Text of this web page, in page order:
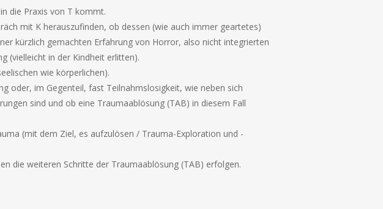
die Praxis von T kommt.
mit K herauszufinden, ob dessen (wie auch immer geartetes)
kürzlich gemachten Erfahrung von Horror, also nicht integrierten
(vielleicht in der Kindheit erlitten).
wie körperlichen).
oder, im Gegenteil, fast Teilnahmslosigkeit, wie neben sich
sind und ob eine Traumaablösung (TAB) in diesem Fall
(mit dem Ziel, es aufzulösen / Trauma-Exploration und -
die weiteren Schritte der Traumaablösung (TAB) erfolgen.